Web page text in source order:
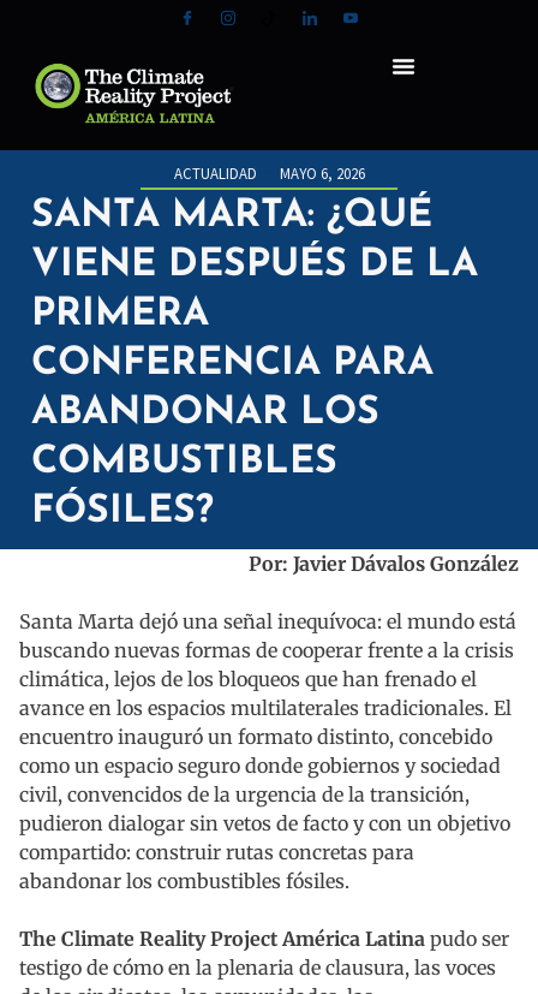
ACTUALIDAD MAYO 6, 2026
SANTA MARTA: ¿QUÉ
VIENE DESPUÉS DE LA
PRIMERA
CONFERENCIA PARA
ABANDONAR LOS
COMBUSTIBLES
FÓSILES?
Por: Javier Dávalos González
Santa Marta dejó una señal inequívoca: el mundo está
buscando nuevas formas de cooperar frente a la crisis
climática, lejos de los bloqueos que han frenado el
avance en los espacios multilaterales tradicionales. El
encuentro inauguró un formato distinto, concebido
como un espacio seguro donde gobiernos y sociedad
civil, convencidos de la urgencia de la transición,
pudieron dialogar sin vetos de facto y con un objetivo
compartido: construir rutas concretas para
abandonar los combustibles fósiles.
The Climate Reality Project América Latina pudo ser
testigo de cómo en la plenaria de clausura, las voces